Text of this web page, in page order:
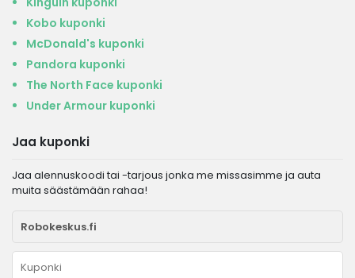
Kobo kuponki
McDonald's kuponki
Pandora kuponki
The North Face kuponki
Under Armour kuponki
Jaa kuponki
Jaa alennuskoodi tai -tarjous jonka me missasimme ja auta
muita säästämään rahaa!